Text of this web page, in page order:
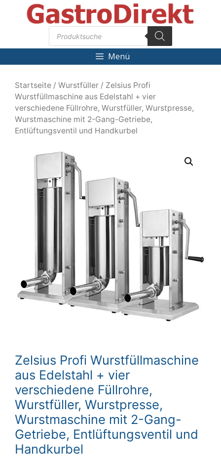
Products
search
Menü
Startseite / Wurstfüller / Zelsius Profi
Wurstfüllmaschine aus Edelstahl + vier
verschiedene Füllrohre, Wurstfüller, Wurstpresse,
Wurstmaschine mit 2-Gang-Getriebe,
Entlüftungsventil und Handkurbel
Zelsius Profi Wurstfüllmaschine
aus Edelstahl + vier
verschiedene Füllrohre,
Wurstfüller, Wurstpresse,
Wurstmaschine mit 2-Gang-
Getriebe, Entlüftungsventil und
Handkurbel